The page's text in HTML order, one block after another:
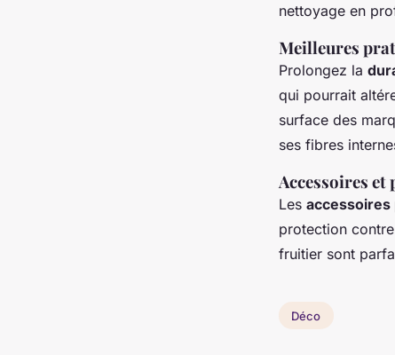
nettoyage en
Meilleures
Prolongez la
qui pourrait
surface des
ses fibres
Accessoires
Les accessoires
protection
fruitier sont
Déco